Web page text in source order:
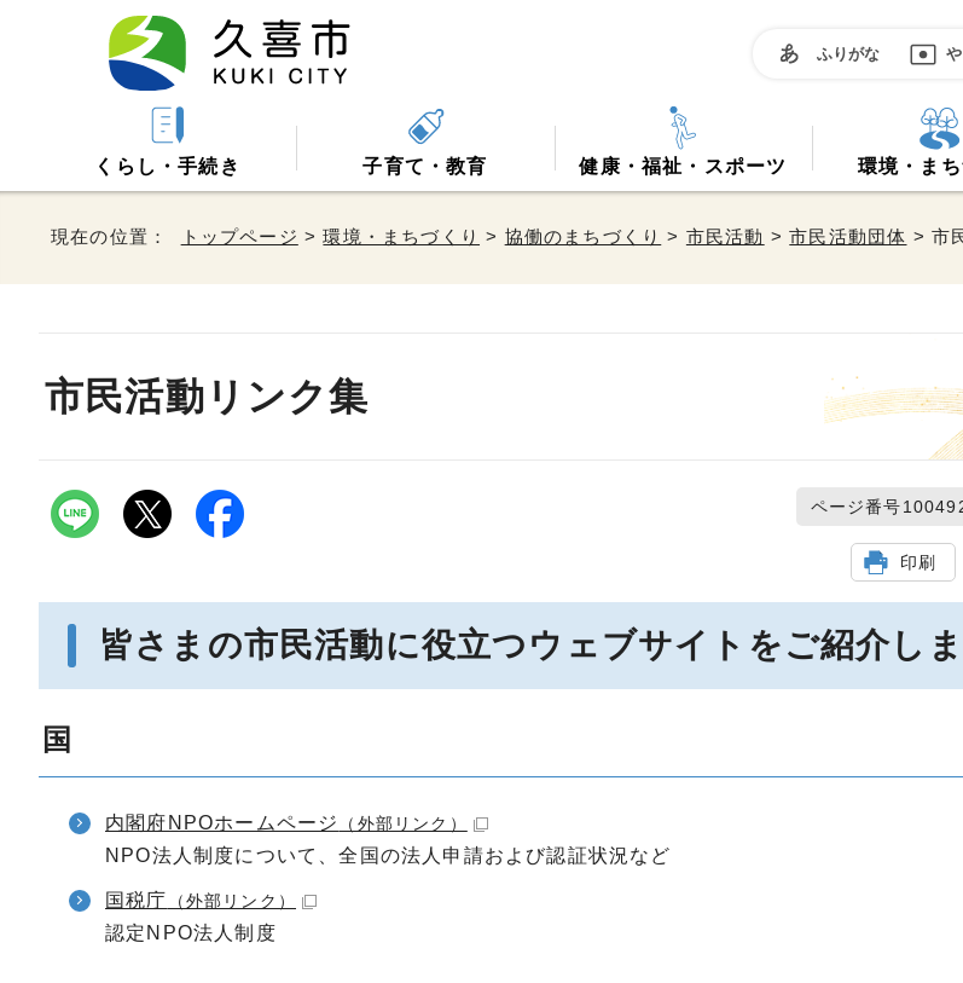
ふりがな
くらし・手続き 子育て・教育 健康・福祉・スポーツ 環境・まち
現在の位置： トップページ >環境・まちづくり > 協働のまちづくり > 市民活動 >市民活動団体 > 市
市民活動リンク集
ページ番号
印刷
皆さまの市民活動に役立つウェブサイトをご紹介しま
国
内閣府NPOホームページ （外部リンク）
NPO法人制度について、全国の法人申請および認証状況など
国税庁 （外部リンク）
認定NPO法人制度